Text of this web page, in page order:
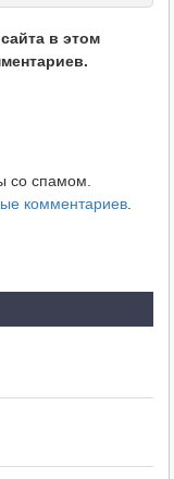
в этом
со спамом.
комментариев.